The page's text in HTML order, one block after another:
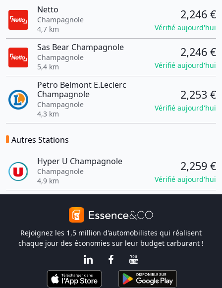
Netto
Champagnole
4,7 km
2,246 €
Vérifié aujourd'hui
Sas Bear Champagnole
Champagnole
5,4 km
2,246 €
Vérifié aujourd'hui
Petro Belmont E.Leclerc
Champagnole
Champagnole
4,3 km
2,253 €
Vérifié aujourd'hui
Autres Stations
Hyper U Champagnole
Champagnole
4,9 km
2,259 €
Vérifié aujourd'hui
Rejoignez les 1,5 million d'automobilistes qui réalisent
chaque jour des économies sur leur budget carburant !